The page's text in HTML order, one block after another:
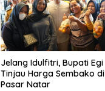
Jelang Idulfitri, Bupati Egi
Tinjau Harga Sembako di
Pasar Natar